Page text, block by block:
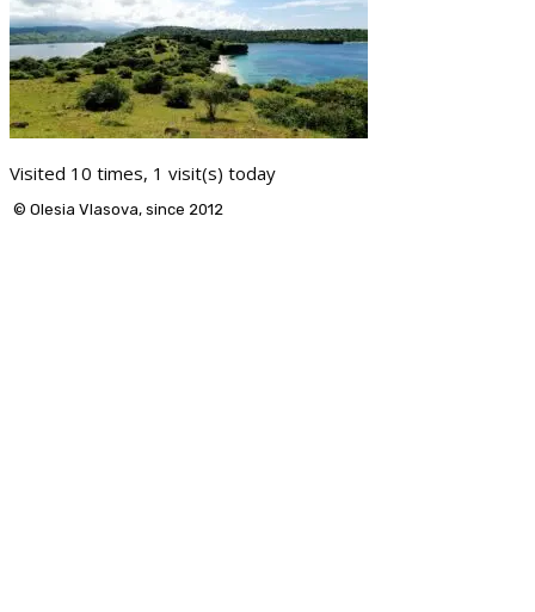
Visited 10 times, 1 visit(s) today
© Olesia Vlasova, since 2012